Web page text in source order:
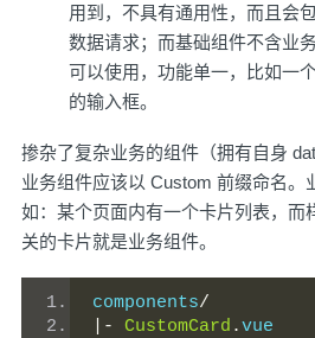
用到，不具有通用性，而且会
数据请求；而基础组件不含业
可以使用，功能单一，比如一
的输入框。
掺杂了复杂业务的组件（拥有自身
业务组件应该以 Custom 前缀命名。
如：某个页面内有一个卡片列表，而
关的卡片就是业务组件。
components/
|-
CustomCard .vue